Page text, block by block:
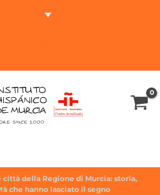
città della Regione di Murcia: storia,
che hanno lasciato il segno